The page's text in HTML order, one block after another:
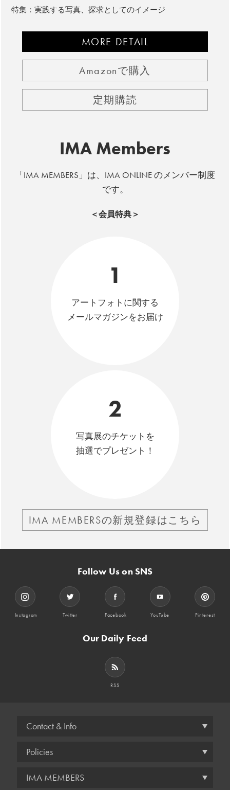
特集：実践する写真、探求としてのイメージ
MORE DETAIL
Amazonで購入
定期購読
IMA Members
「IMA MEMBERS」は、IMA ONLINE のメンバー制度
です。
＜会員特典＞
1
アートフォトに関する
メールマガジンをお届け
2
写真展のチケットを
抽選でプレゼント！
IMA MEMBERSの新規登録はこちら
Follow Us on SNS
Instagram Twitter Facebook YouTube Pinterest
Our Daily Feed
RSS
Contact & Info
Policies
IMA MEMBERS